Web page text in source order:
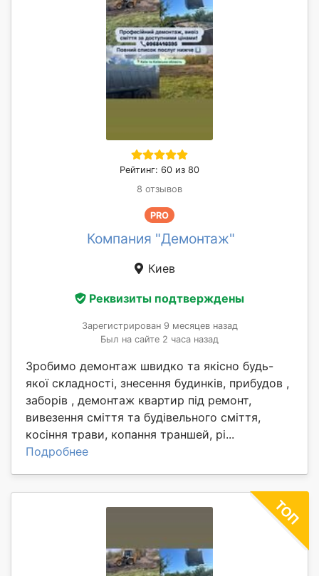
Рейтинг: 60 из 80
8 отзывов
PRO
Компания "Демонтаж"
Киев
Реквизиты подтверждены
Зарегистрирован 9 месяцев назад
Был на сайте 2 часа назад
Зробимо демонтаж швидко та якісно будь-
якої складності, знесення будинків, прибудов ,
заборів , демонтаж квартир під ремонт,
вивезення сміття та будівельного сміття,
косіння трави, копання траншей, рі...
Подробнее